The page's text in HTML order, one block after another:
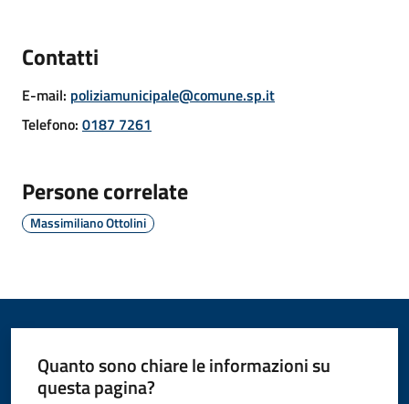
Amministrazione
Novità
Vivere
il
Contatti
E-mail: poliziamunicipale@comune.sp.it
Telefono: 0187 7261
Persone correlate
Massimiliano Ottolini
Quanto sono chiare le informazioni su
questa pagina?